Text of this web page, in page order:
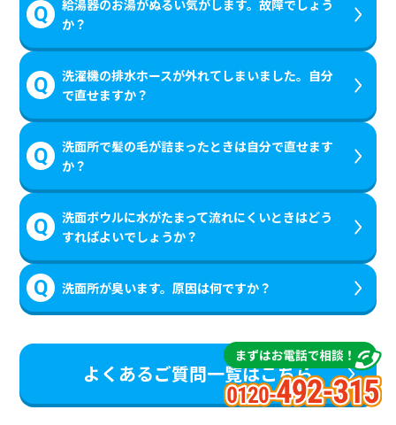
給湯器のお湯がぬるい気がします。故障でしょう
か？
洗濯機の排水ホースが外れてしまいました。自分
で直せますか？
洗面所で髪の毛が詰まったときは自分で直せます
か？
洗面ボウルに水がたまって流れにくいときはどう
すればよいでしょうか？
洗面所が臭います。原因は何ですか？
よくあるご質問一覧はこちら